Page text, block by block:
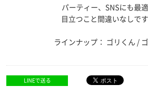
パーティー、SNSにも最適
目立つこと間違いなしです
ラインナップ： ゴリくん /
LINEで送る